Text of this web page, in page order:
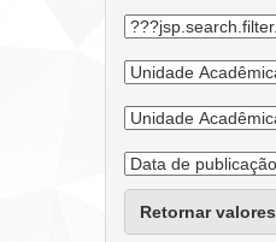
Retornar valores